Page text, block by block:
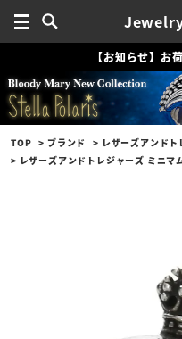
【お知らせ】お
TOP ブランド
レザーズアンドト
レザーズアンドトレジャーズ ミニマ